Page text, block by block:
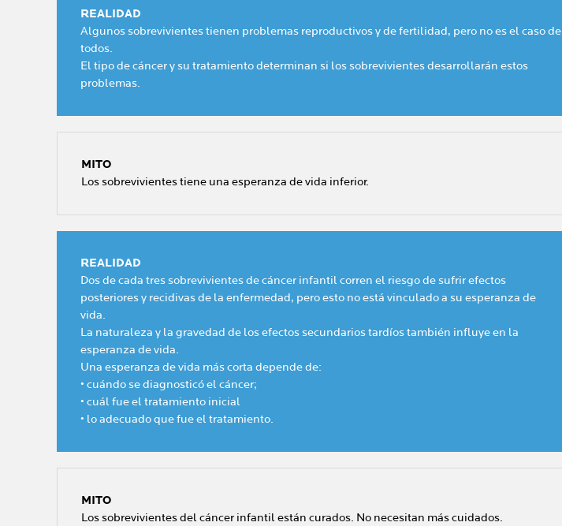
REALIDAD
Algunos sobrevivientes tienen problemas reproductivos y de fertilidad, pero no es el caso de
todos.
El tipo de cáncer y su tratamiento determinan si los sobrevivientes desarrollarán estos
problemas.
MITO
Los sobrevivientes tiene una esperanza de vida inferior.
REALIDAD
Dos de cada tres sobrevivientes de cáncer infantil corren el riesgo de sufrir efectos
posteriores y recidivas de la enfermedad, pero esto no está vinculado a su esperanza de
vida.
La naturaleza y la gravedad de los efectos secundarios tardíos también influye en la
esperanza de vida.
Una esperanza de vida más corta depende de:
• cuándo se diagnosticó el cáncer;
• cuál fue el tratamiento inicial
• lo adecuado que fue el tratamiento.
MITO
Los sobrevivientes del cáncer infantil están curados. No necesitan más cuidados.